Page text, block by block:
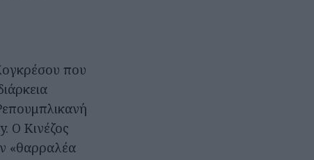
που
Ο Κινέζος
«θαρραλέα